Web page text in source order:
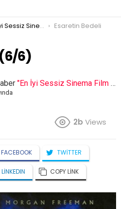
Sinema Film Önerileri Nelerdir Esaretin Bedeli
6)
"En İyi Sessiz Sinema Film Önerileri Nelerdir"
2b Views
FACEBOOK TWITTER
LINKEDIN COPY LINK